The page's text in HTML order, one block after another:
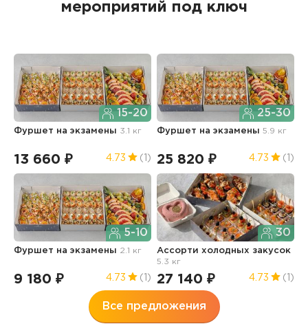
мероприятий под ключ
15-20
Фуршет на экзамены 3.1 кг
13 660 ₽ 4.73 (1)
25-30
Фуршет на экзамены5.9 кг
25 820 ₽ 4.73 (1)
5-10
Фуршет на экзамены 2.1 кг
9 180 ₽ 4.73 (1)
30
Ассорти холодных закусок
5.3 кг
27 140 ₽ 4.73 (1)
Все предложения